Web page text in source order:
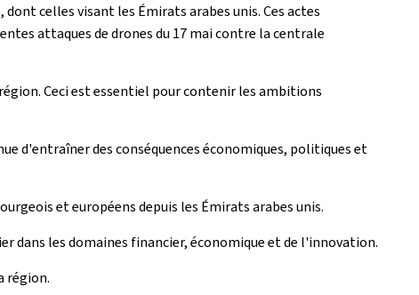
celles visant les Émirats arabes unis. Ces actes
attaques de drones du 17 mai contre la centrale
Ceci est essentiel pour contenir les ambitions
d'entraîner des conséquences économiques, politiques et
et européens depuis les Émirats arabes unis.
dans les domaines financier, économique et de l'innovation.
région.